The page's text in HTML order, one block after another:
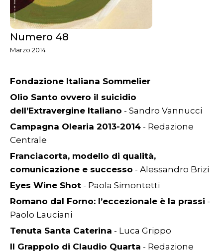
Numero 48
Marzo 2014
Fondazione Italiana Sommelier
Olio Santo ovvero il suicidio
dell’Extravergine Italiano - Sandro Vannucci
Campagna Olearia 2013-2014 - Redazione
Centrale
Franciacorta, modello di qualità,
comunicazione e successo - Alessandro Brizi
Eyes Wine Shot - Paola Simontetti
Romano dal Forno: l’eccezionale è la prassi -
Paolo Lauciani
Tenuta Santa Caterina - Luca Grippo
Il Grappolo di Claudio Quarta - Redazione